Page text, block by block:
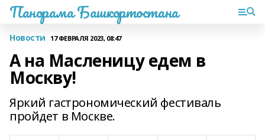
Панорама Башкортостана
Новости 17 ФЕВРАЛЯ 2023, 08:47
А на Масленицу едем в
Москву!
Яркий гастрономический фестиваль
пройдет в Москве.